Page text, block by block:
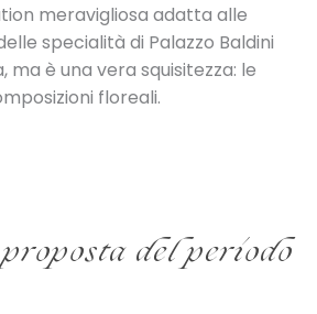
meravigliosa adatta alle
specialità di Palazzo Baldini
ma è una vera squisitezza: le
floreali.
del periodo